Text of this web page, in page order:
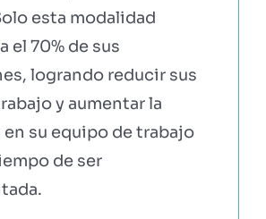
esta modalidad
el 70% de sus
logrando reducir sus
y aumentar la
su equipo de trabajo
de ser